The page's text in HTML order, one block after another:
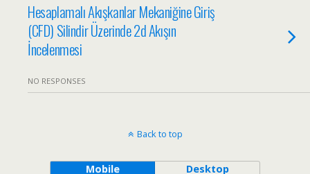
Hesaplamalı Akışkanlar Mekaniğine Giriş
(CFD) Silindir Üzerinde 2d Akışın
İncelenmesi
NO RESPONSES
Back to top
Mobile Desktop